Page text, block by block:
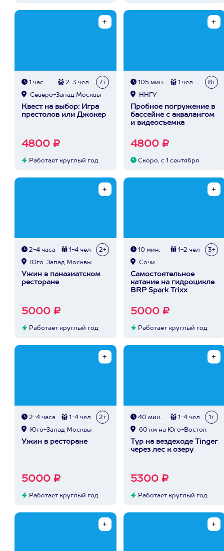
1 час 2-3 чел 7+
Северо-Запад Москвы
Квест на выбор: Игра
престолов или Джокер
4800 ₽
Работает круглый год
105 мин. 1 чел 8+
ННГУ
Пробное погружение в
бассейне с аквалангом
и видеосъемка
4800 ₽
Скоро, с 1 сентября
2-4 часа 1-4 чел 2+
Юго-Запад Москвы
Ужин в паназиатском
ресторане
5000 ₽
Работает круглый год
10 мин. 1-2 чел 3+
Сочи
Самостоятельное
катание на гидроцикле
BRP Spark Trixx
5000 ₽
Работает круглый год
2-4 часа 1-4 чел 2+
Юго-Запад Москвы
Ужин в ресторане
5000 ₽
Работает круглый год
40 мин. 1-4 чел 1+
60 км на Юго-Восток
Тур на вездеходе Tinger
через лес к озеру
5300 ₽
Работает круглый год